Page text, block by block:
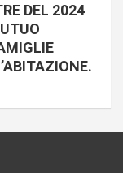
DEL 2024